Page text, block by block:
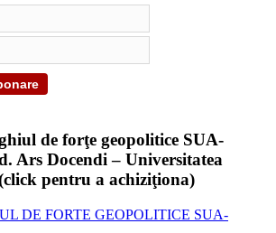
de forţe geopolitice SUA-
Ars Docendi – Universitatea
pentru a achiziţiona)